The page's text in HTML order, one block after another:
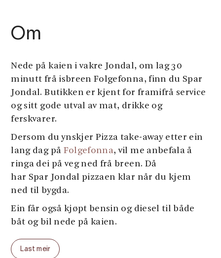
Om
Nede på kaien i vakre Jondal, om lag 30
minutt frå isbreen Folgefonna, finn du Spar
Jondal. Butikken er kjent for framifrå service
og sitt gode utval av mat, drikke og
ferskvarer.
Dersom du ynskjer Pizza take-away etter ein
lang dag på Folgefonna, vil me anbefala å
ringa dei på veg ned frå breen. Då
har Spar Jondal pizzaen klar når du kjem
ned til bygda.
Ein får også kjøpt bensin og diesel til både
båt og bil nede på kaien.
Last meir